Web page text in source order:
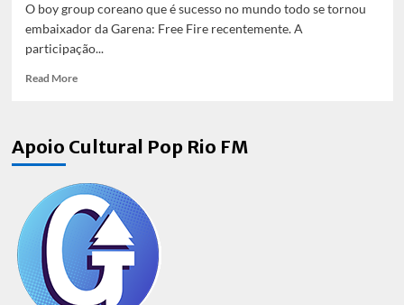
O boy group coreano que é sucesso no mundo todo se tornou
embaixador da Garena: Free Fire recentemente. A
participação...
Read MoreRead
Fire”
de
MV
BTS
dentro
do
Apoio Cultural Pop Rio FM